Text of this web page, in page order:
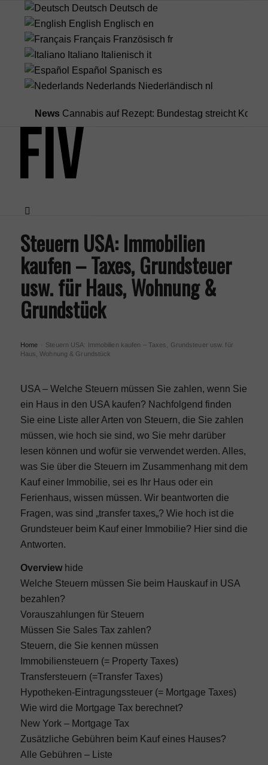
Deutsch Deutsch de
English Englisch en
Français Französisch fr
Italiano Italienisch it
Español Spanisch es
Nederlands Niederländisch nl
Cannabis auf Rezept: Bundestag streicht
Menü
Steuern USA: Immobilien
kaufen – Taxes, Grundsteuer
usw. für Haus, Wohnung &
Grundstück
Home
Steuern USA: Immobilien kaufen – Taxes, Grundsteuer usw. für
Haus, Wohnung & Grundstück
USA – Welche Steuern müssen Sie zahlen, wenn Sie
ein Haus in den USA kaufen? Nachfolgend finden
Sie eine Liste aller Arten von Steuern, die Sie zahlen
müssen, wie hoch sie sind, wo Sie mehr darüber
lesen können und wofür sie verwendet werden. Alles,
was Sie über die Steuern im Zusammenhang mit dem
Kauf einer Immobilie, sei es Ihr Haus oder ein
Ferienhaus, wissen müssen. Wir beantworten die
Fragen, was sind „transfer taxes„? Wie hoch ist die
Grundsteuer beim Kauf einer Immobilie? Hier sind die
Antworten.
Overview hide
Welche Steuern müssen Sie beim Hauskauf in USA
bezahlen?
Vorauszahlungen für Steuern
Müssen Sie Sales Tax zahlen?
Steuern, die Sie kennen müssen
Immobiliensteuern (= Property Taxes)
Transfersteuern (=Transfer Taxes)
Hypotheken-Eintragungssteuer (= Mortgage Taxes)
Wie wird die Mortgage Tax berechnet?
New York – Mortgage Tax
Zusätzliche Gebühren beim Kauf eines Hauses?
Alle Gebühren – Liste